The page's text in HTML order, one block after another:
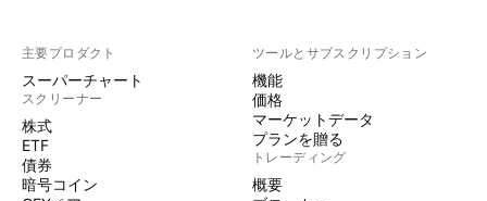
主要プロダクト
スーパーチャート
スクリーナー
株式
ETF
債券
暗号コイン
ツールとサブスクリプション
機能
価格
マーケットデータ
プランを贈る
トレーディング
概要